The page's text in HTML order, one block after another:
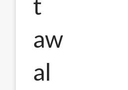
t
aw
al